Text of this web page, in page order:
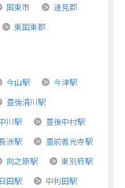
国東市
速見郡
東国東郡
今山駅
今津駅
豊後清川駅
川駅
豊後中村駅
洲駅
豊前善光寺駅
向之原駅
東別府駅
日田駅
中判田駅